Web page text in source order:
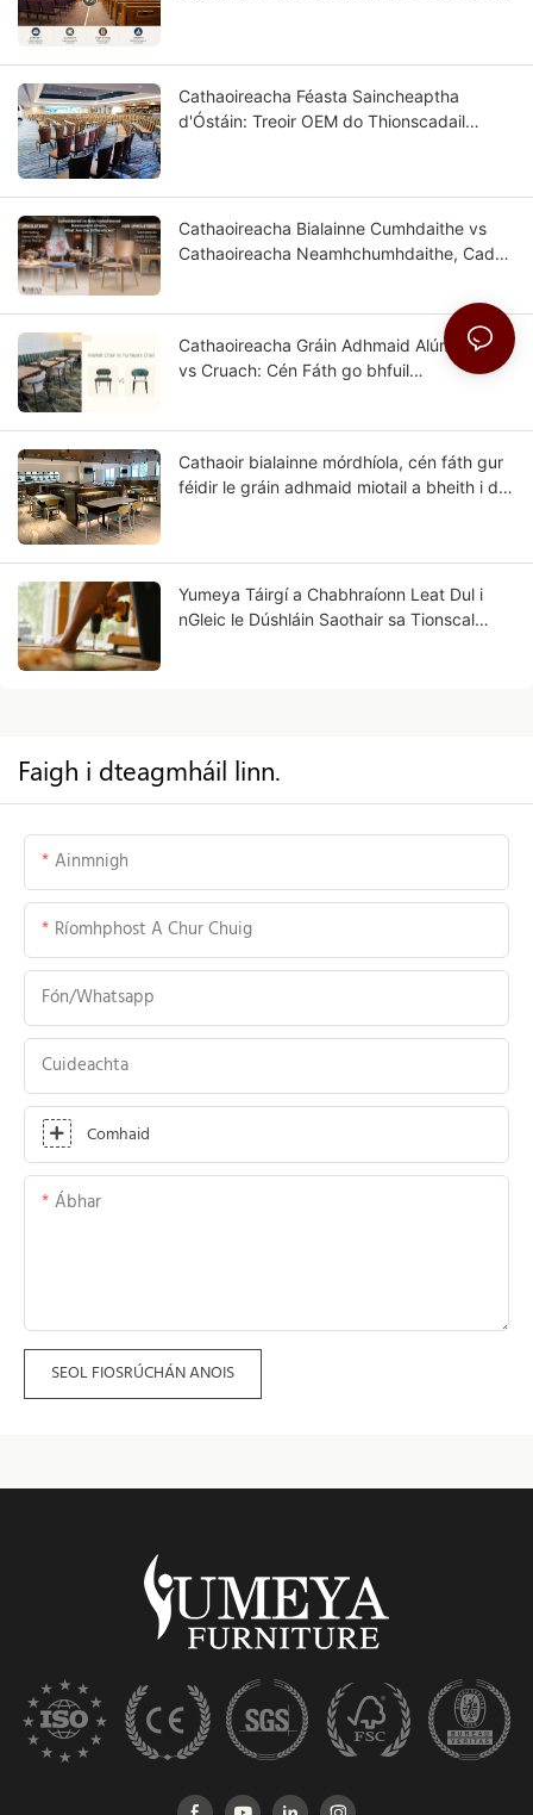
Cathaoireacha Féasta Saincheaptha
d'Óstáin: Treoir OEM do Thionscadail
Cathaoireacha Bialainne Cumhdaithe vs
Cathaoireacha Neamhchumhdaithe, Cad
Cathaoireacha Gráin Adhmaid Alúmanaim
vs Cruach: Cén Fáth go bhfuil
Cathaoir bialainne mórdhíola, cén fáth gur
féidir le gráin adhmaid miotail a bheith i do
Yumeya Táirgí a Chabhraíonn Leat Dul i
nGleic le Dúshláin Saothair sa Tionscal
Faigh i dteagmháil linn.
Ainmnigh
Ríomhphost A Chur Chuig
Fón/whatsapp
Cuideachta
Comhaid
Ábhar
SEOL FIOSRÚCHÁN ANOIS